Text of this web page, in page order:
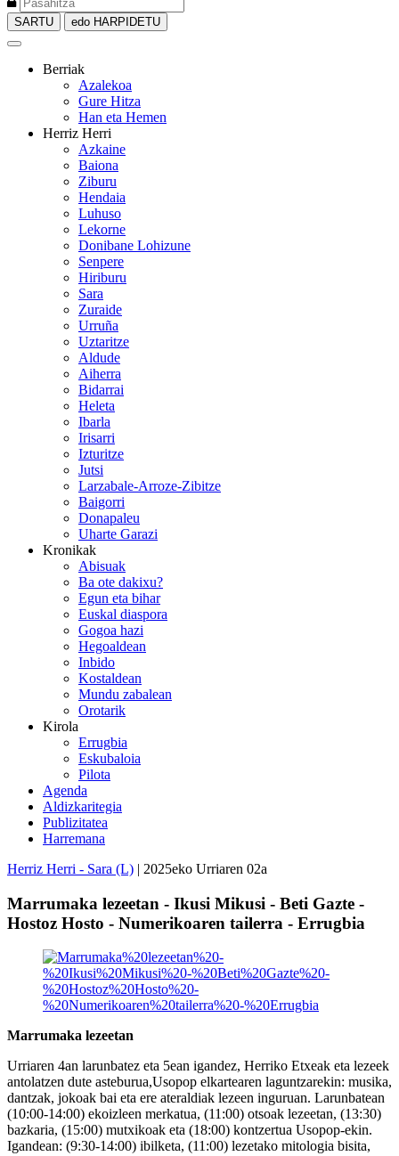
SARTU edo HARPIDETU
Berriak
Azalekoa
Gure Hitza
Han eta Hemen
Herriz Herri
Azkaine
Baiona
Ziburu
Hendaia
Luhuso
Lekorne
Donibane Lohizune
Senpere
Hiriburu
Sara
Zuraide
Urruña
Uztaritze
Aldude
Aiherra
Bidarrai
Heleta
Ibarla
Irisarri
Izturitze
Jutsi
Larzabale-Arroze-Zibitze
Baigorri
Donapaleu
Uharte Garazi
Kronikak
Abisuak
Ba ote dakixu?
Egun eta bihar
Euskal diaspora
Gogoa hazi
Hegoaldean
Inbido
Kostaldean
Mundu zabalean
Orotarik
Kirola
Errugbia
Eskubaloia
Pilota
Agenda
Aldizkaritegia
Publizitatea
Harremana
Herriz Herri - Sara (L) | 2025eko Urriaren 02a
Marrumaka lezeetan - Ikusi Mikusi - Beti Gazte -
Hostoz Hosto - Numerikoaren tailerra - Errugbia
Marrumaka lezeetan
Urriaren 4an larunbatez eta 5ean igandez, Herriko Etxeak eta lezeek
antolatzen dute asteburua,Usopop elkartearen laguntzarekin: musika,
dantzak, jokoak bai eta ere ateraldiak lezeen inguruan. Larunbatean
(10:00-14:00) ekoizleen merkatua, (11:00) otsoak lezeetan, (13:30)
bazkaria, (15:00) mutxikoak eta (18:00) kontzertua Usopop-ekin.
Igandean: (9:30-14:00) ibilketa, (11:00) lezetako mitologia bisita,